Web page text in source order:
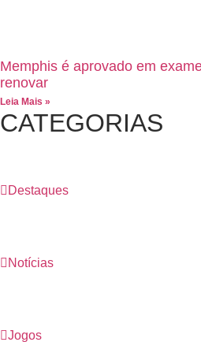
Memphis é aprovado em
renovar
Leia Mais »
CATEGORIAS
Destaques
Notícias
Jogos